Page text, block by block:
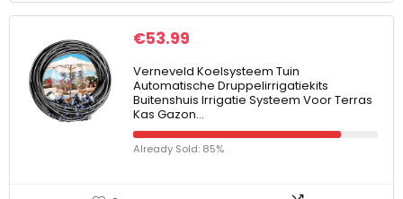
€53.99
Verneveld Koelsysteem Tuin
Automatische Druppelirrigatiekits
Buitenshuis Irrigatie Systeem Voor Terras
Kas Gazon…
Already Sold: 85%